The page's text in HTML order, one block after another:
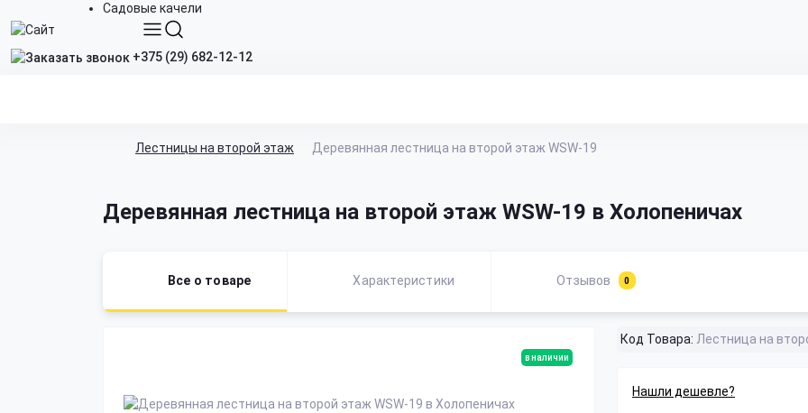
Садовые качели
+375 (29) 682-12-12
Лестницы на второй этаж Деревянная лестница на второй этаж WSW-19
Деревянная лестница на второй этаж WSW-19 в Холопеничах
Все о товаре Характеристики Отзывов 0
в наличии
Код Товара: Лестница на
Нашли дешевле?